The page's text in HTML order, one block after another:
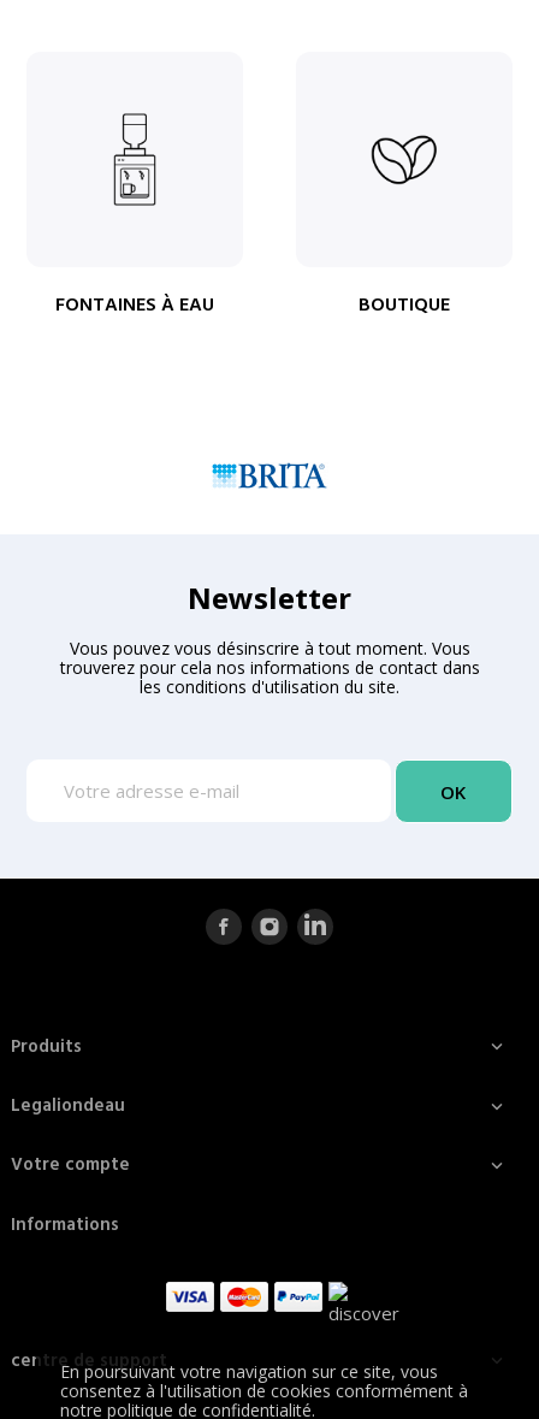
En poursuivant votre navigation sur ce site, vous
consentez à l'utilisation de cookies conformément à
notre politique de confidentialité.
FONTAINES À EAU BOUTIQUE
Newsletter
Vous pouvez vous désinscrire à tout moment. Vous
trouverez pour cela nos informations de contact dans
les conditions d'utilisation du site.
Produits 
Legaliondeau 
Votre compte 
Informations
centre de support 